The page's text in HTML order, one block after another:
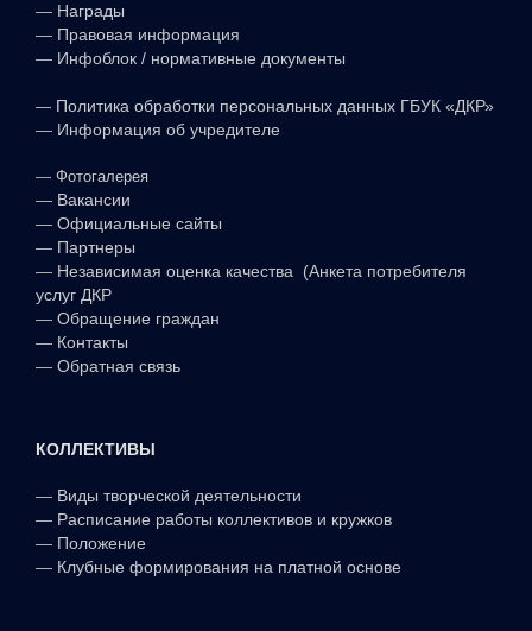
— Награды
— Правовая информация
— Инфоблок / нормативные документы
— Политика обработки персональных данных ГБУК «ДКР»
— Информация об учредителе
— Фотогалерея
— Вакансии
— Официальные сайты
— Партнеры
— Независимая оценка качества (Анкета потребителя
услуг ДКР
— Обращение граждан
— Контакты
— Обратная связь
КОЛЛЕКТИВЫ
— Виды творческой деятельности
— Расписание работы коллективов и кружков
— Положение
— Клубные формирования на платной основе